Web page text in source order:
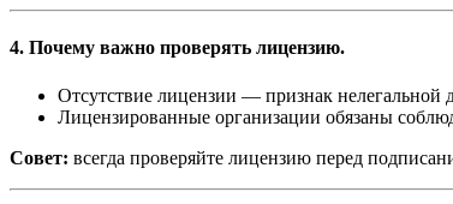
4. Почему важно проверять лицензию.
Отсутствие лицензии — признак нелегальной
Лицензированные организации обязаны
Совет: всегда проверяйте лицензию перед